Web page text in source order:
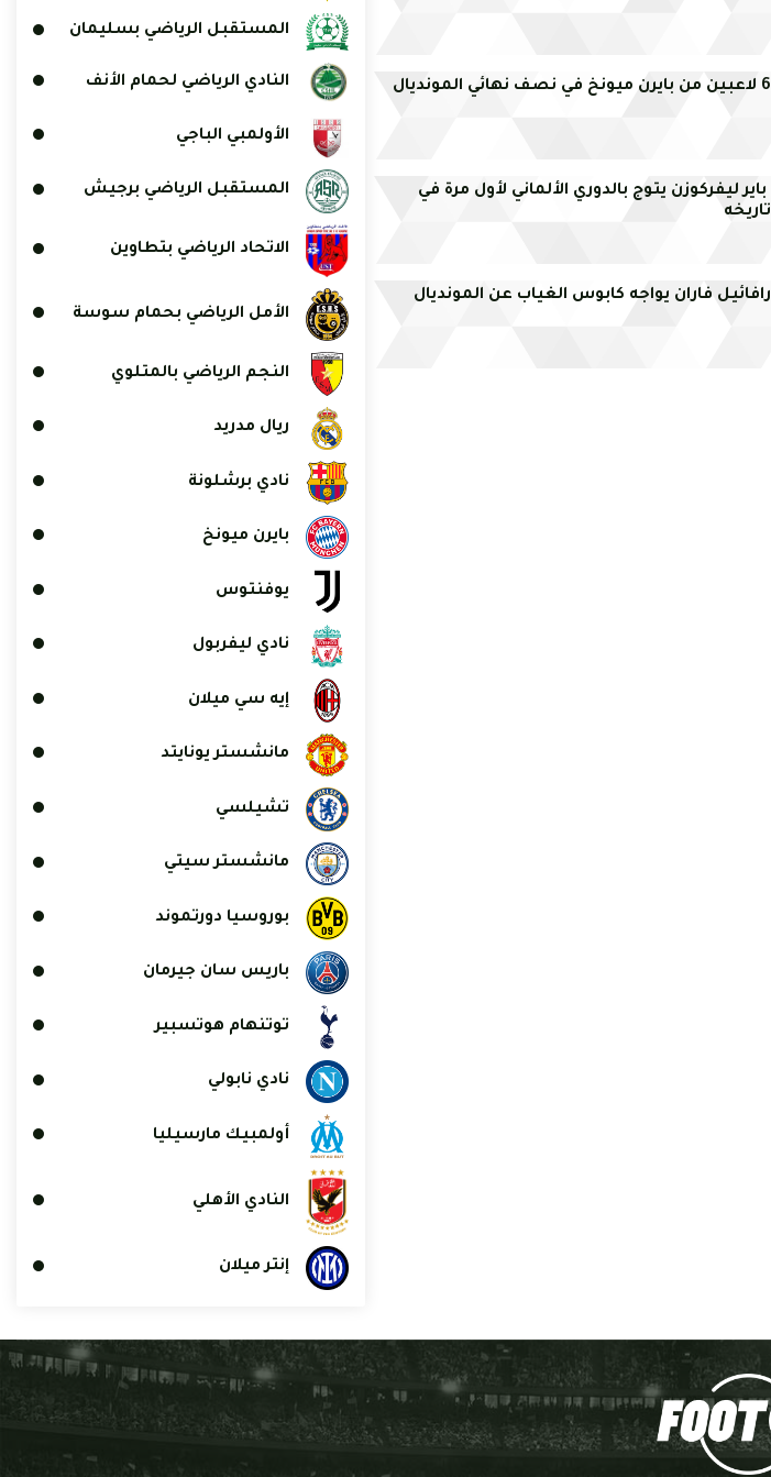
6 لاعبين من بايرن ميونخ في نصف نهائي المونديال
باير ليفركوزن يتوج بالدوري الألماني لأول مرة في
تاريخه
رافائيل فاران يواجه كابوس الغياب عن المونديال
المستقبل الرياضي بسليمان
النادي الرياضي لحمام الأنف
الأولمبي الباجي
المستقبل الرياضي برجيش
الاتحاد الرياضي بتطاوين
الأمل الرياضي بحمام سوسة
النجم الرياضي بالمتلوي
ريال مدريد
نادي برشلونة
بايرن ميونخ
يوفنتوس
نادي ليفربول
إيه سي ميلان
مانشستر يونايتد
تشيلسي
مانشستر سيتي
بوروسيا دورتموند
باريس سان جيرمان
توتنهام هوتسبير
نادي نابولي
أولمبيك مارسيليا
النادي الأهلي
إنتر ميلان